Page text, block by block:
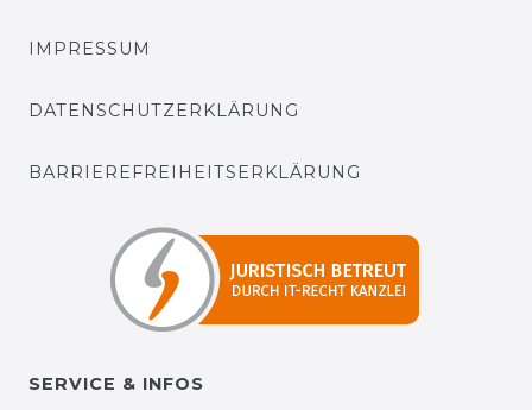
IMPRESSUM
DATENSCHUTZERKLÄRUNG
BARRIEREFREIHEITSERKLÄRUNG
SERVICE & INFOS